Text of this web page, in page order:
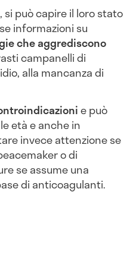
può capire il loro stato
informazioni su
che aggrediscono
campanelli di
alla mancanza di
e può
età e anche in
invece attenzione se
o di
se assume una
di anticoagulanti.